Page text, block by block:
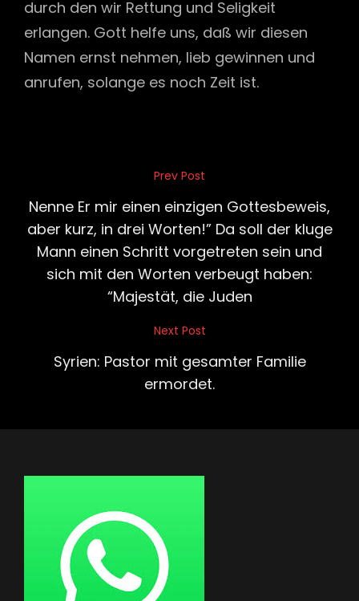
durch den wir Rettung und Seligkeit
erlangen. Gott helfe uns, daß wir diesen
Namen ernst nehmen, lieb gewinnen und
anrufen, solange es noch Zeit ist.
Beitragsnavigation
Post
Prev Post
Nenne Er mir einen einzigen Gottesbeweis,
aber kurz, in drei Worten!” Da soll der kluge
Mann einen Schritt vorgetreten sein und
sich mit den Worten verbeugt haben:
“Majestät, die Juden
Next Post
Syrien: Pastor mit gesamter Familie
ermordet.